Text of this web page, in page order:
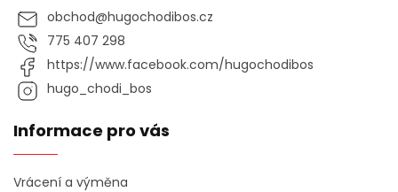
obchod@hugochodibos.cz
775 407 298
https://www.facebook.com/hugochodibos
hugo_chodi_bos
Informace pro vás
Vrácení a výměna